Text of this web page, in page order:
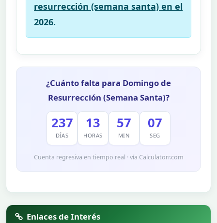
resurrección (semana santa) en el
2026.
¿Cuánto falta para Domingo de
Resurrección (Semana Santa)?
237
DÍAS
13
HORAS
57
MIN
06
SEG
Cuenta regresiva en tiempo real · vía Calculatorr.com
Enlaces de Interés